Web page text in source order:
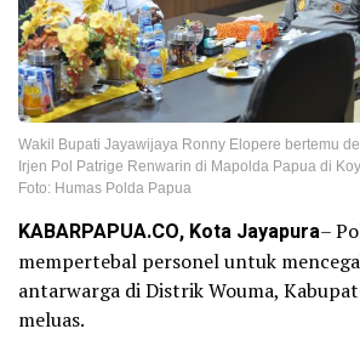
Wakil Bupati Jayawijaya Ronny Elopere bertemu
Irjen Pol Patrige Renwarin di Mapolda Papua di
Foto: Humas Polda Papua
KABARPAPUA.CO, Kota Jayapura–
mempertebal personel untuk
antarwarga di Distrik Wouma,
meluas.